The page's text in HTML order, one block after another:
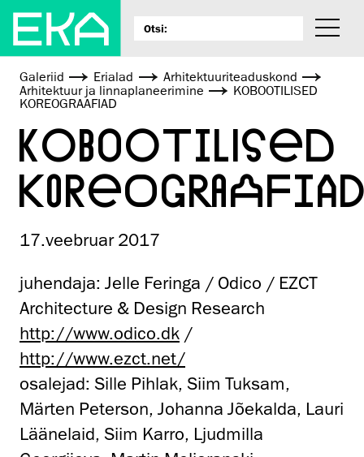
Galeriid Erialad
Arhitektuuri­teaduskond
Arhitektuur ja linnaplaneerimine
KOBOOTILISED
KOREOGRAAFIAD
KOBOOTILISED
17.veebruar 2017
juhendaja: Jelle Feringa / Odico / EZCT
Architecture & Design Research
http://www.odico.dk /
http://www.ezct.net/
osalejad: Sille Pihlak, Siim Tuksam,
Märten Peterson, Johanna Jõekalda, Lauri
Läänelaid, Siim Karro, Ljudmilla